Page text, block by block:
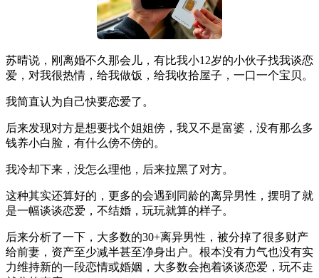
苏晴说，刚离婚不久那会儿，有比我小12岁的小伙子找我谈恋
爱，对我很热情，给我做饭，给我收拾屋子，一口一个宝贝。
我简直认为自己快要恋爱了。
后来发现对方是想要找个姐姐傍，我又不是富婆，没有那么多
钱养小白脸，有什么傍不傍的。
我冷却下来，没怎么理他，后来拉黑了对方。
这种其实还算好的，更多的会遇到同龄的离异男性，摆明了就
是一幅谈谈恋爱，不结婚，玩玩就算的样子。
后来分析了一下，大多数的30+离异男性，被分掉了很多财产
给前妻，资产至少减半甚至净身出户。根本没有力气也没有实
力维持新的一段恋情或婚姻，大多数会抱着谈谈恋爱，玩不走